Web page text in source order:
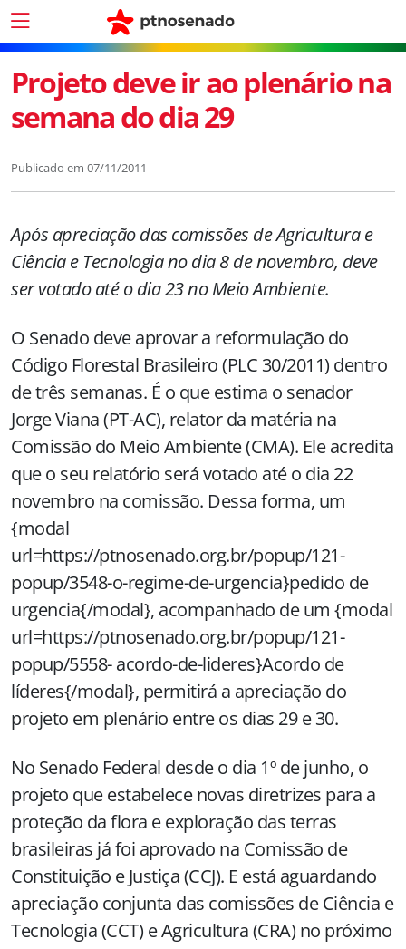
Projeto deve ir ao plenário na
semana do dia 29
Publicado em 07/11/2011
Após apreciação das comissões de Agricultura e
Ciência e Tecnologia no dia 8 de novembro, deve
ser votado até o dia 23 no Meio Ambiente.
O Senado deve aprovar a reformulação do
Código Florestal Brasileiro (PLC 30/2011) dentro
de três semanas. É o que estima o senador
Jorge Viana (PT-AC), relator da matéria na
Comissão do Meio Ambiente (CMA). Ele acredita
que o seu relatório será votado até o dia 22
novembro na comissão. Dessa forma, um
{modal
url=https://ptnosenado.org.br/popup/121-
popup/3548-o-regime-de-urgencia}pedido de
urgencia{/modal}, acompanhado de um {modal
url=https://ptnosenado.org.br/popup/121-
popup/5558- acordo-de-lideres}Acordo de
líderes{/modal}, permitirá a apreciação do
projeto em plenário entre os dias 29 e 30.
No Senado Federal desde o dia 1º de junho, o
projeto que estabelece novas diretrizes para a
proteção da flora e exploração das terras
brasileiras já foi aprovado na Comissão de
Constituição e Justiça (CCJ). E está aguardando
apreciação conjunta das comissões de Ciência e
Tecnologia (CCT) e Agricultura (CRA) no próximo